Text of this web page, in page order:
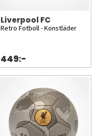
Liverpool FC
Retro Fotboll - Konstläder
449:-